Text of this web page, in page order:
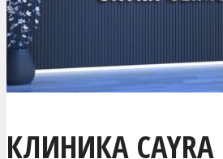
КЛИНИКА CAYRA